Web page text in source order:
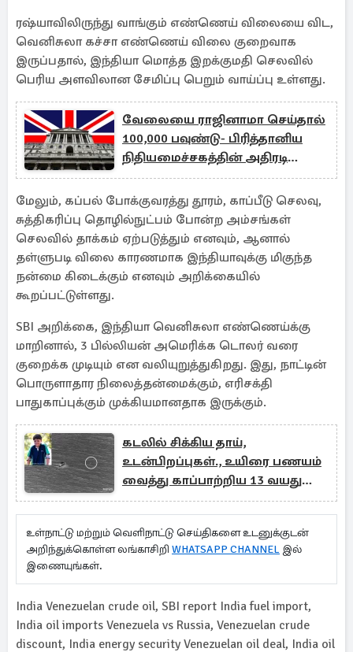
ரஷ்யாவிலிருந்து வாங்கும் எண்ணெய் விலையை விட,
வெனிசுலா கச்சா எண்ணெய் விலை குறைவாக
இருப்பதால், இந்தியா மொத்த இறக்குமதி செலவில்
பெரிய அளவிலான சேமிப்பு பெறும் வாய்ப்பு உள்ளது.
வேலையை ராஜினாமா செய்தால்
100,000 பவுண்டு- பிரித்தானிய
நிதியமைச்சகத்தின் அதிரடி
நடவடிக்கை
மேலும், கப்பல் போக்குவரத்து தூரம், காப்பீடு செலவு,
சுத்திகரிப்பு தொழில்நுட்பம் போன்ற அம்சங்கள்
செலவில் தாக்கம் ஏற்படுத்தும் எனவும், ஆனால்
தள்ளுபடி விலை காரணமாக இந்தியாவுக்கு மிகுந்த
நன்மை கிடைக்கும் எனவும் அறிக்கையில்
கூறப்பட்டுள்ளது.
SBI அறிக்கை, இந்தியா வெனிசுலா எண்ணெய்க்கு
மாறினால், 3 பில்லியன் அமெரிக்க டொலர் வரை
குறைக்க முடியும் என வலியுறுத்துகிறது. இது, நாட்டின்
பொருளாதார நிலைத்தன்மைக்கும், எரிசக்தி
பாதுகாப்புக்கும் முக்கியமானதாக இருக்கும்.
கடலில் சிக்கிய தாய்,
உடன்பிறப்புகள்., உயிரை பணயம்
வைத்து காப்பாற்றிய 13 வயது
சிறுவன்
உள்நாட்டு மற்றும் வெளிநாட்டு செய்திகளை உடனுக்குடன்
அறிந்துக்கொள்ள லங்காசிறி WHATSAPP CHANNEL இல்
இணையுங்கள்.
India Venezuelan crude oil, SBI report India fuel import,
India oil imports Venezuela vs Russia, Venezuelan crude
discount, India energy security Venezuelan oil deal, India oil